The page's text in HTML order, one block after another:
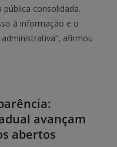
consolidada.
à informação e o
afirmou
avançam
abertos